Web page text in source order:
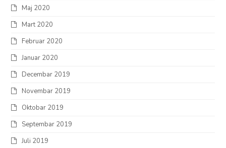
Maj 2020
Mart 2020
Februar 2020
Januar 2020
Decembar 2019
Novembar 2019
Oktobar 2019
Septembar 2019
Juli 2019